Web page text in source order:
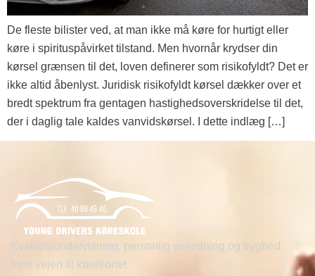
De fleste bilister ved, at man ikke må køre for hurtigt eller
køre i spirituspåvirket tilstand. Men hvornår krydser din
kørsel grænsen til det, loven definerer som risikofyldt? Det er
ikke altid åbenlyst. Juridisk risikofyldt kørsel dækker over et
bredt spektrum fra gentagen hastighedsoverskridelse til det,
der i daglig tale kaldes vanvidskørsel. I dette indlæg […]
Kvalitetsundervisning, personlig vejledning og tryghed
hele vejen til kørekortet.